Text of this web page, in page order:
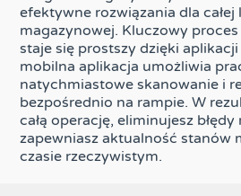
efektywne rozwiązania dla całej
magazynowej. Kluczowy
staje się prostszy dzięki
mobilna aplikacja umożliwia
natychmiastowe skanowanie i
bezpośrednio na rampie. W
całą operację, eliminujesz
zapewniasz aktualność stanów
czasie rzeczywistym.